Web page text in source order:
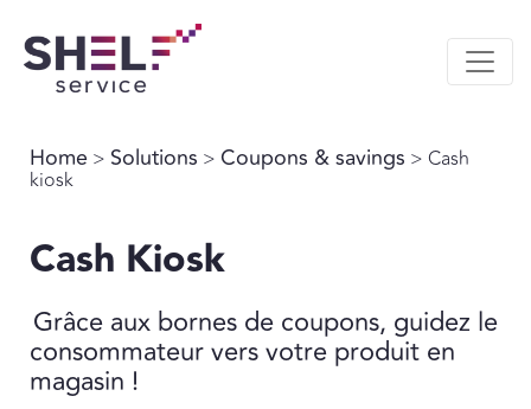
Home > Solutions > Coupons & savings > Cash
kiosk
Cash Kiosk
Grâce aux bornes de coupons, guidez le
consommateur vers votre produit en
magasin !